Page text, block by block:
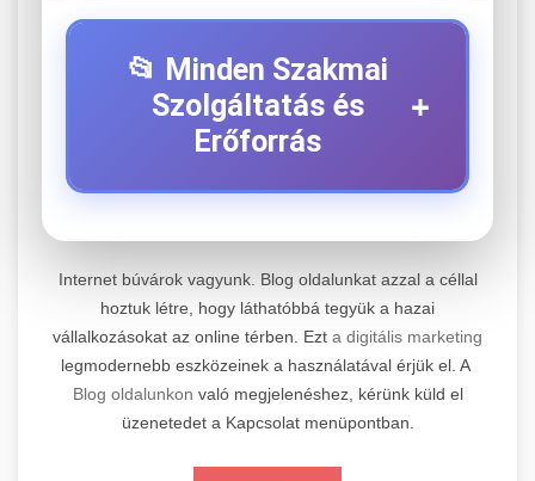
📂 Minden Szakmai
Szolgáltatás és
Erőforrás
+
+
Professzionális elektromos roller javítási és
karbantartási szolgáltatások. Szakértő
technikusaink minőségi szervízt nyújtanak
minden jelentős márkához és modellhez.
Szervizközpont Látogatása
📊 2. Online Marketing
Ügynökség
+
Átfogó online marketing szolgáltatások,
beleértve a SEO-t, közösségi média kezelést és
Internet búvárok vagyunk. Blog oldalunkat azzal a céllal
hoztuk létre, hogy láthatóbbá tegyük a hazai
vállalkozásokat az online térben. Ezt a digitális marketing
legmodernebb eszközeinek a használatával érjük el. A
Blog oldalunkon való megjelenéshez, kérünk küld el
üzenetedet a Kapcsolat menüpontban.